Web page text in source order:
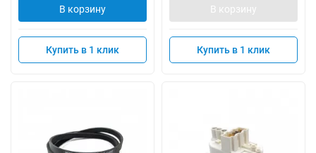
В корзину
Купить в 1 клик
В корзину
Купить в 1 клик